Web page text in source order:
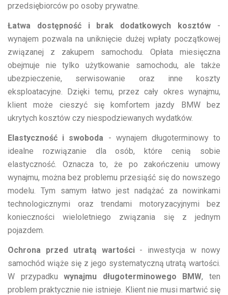
przedsiębiorców po osoby prywatne.
Łatwa dostępność i brak dodatkowych kosztów -
wynajem pozwala na uniknięcie dużej wpłaty początkowej
związanej z zakupem samochodu. Opłata miesięczna
obejmuje nie tylko użytkowanie samochodu, ale także
ubezpieczenie, serwisowanie oraz inne koszty
eksploatacyjne. Dzięki temu, przez cały okres wynajmu,
klient może cieszyć się komfortem jazdy BMW bez
ukrytych kosztów czy niespodziewanych wydatków.
Elastyczność i swoboda - wynajem długoterminowy to
idealne rozwiązanie dla osób, które cenią sobie
elastyczność. Oznacza to, że po zakończeniu umowy
wynajmu, można bez problemu przesiąść się do nowszego
modelu. Tym samym łatwo jest nadążać za nowinkami
technologicznymi oraz trendami motoryzacyjnymi bez
konieczności wieloletniego związania się z jednym
pojazdem.
Ochrona przed utratą wartości- inwestycja w nowy
samochód wiąże się z jego systematyczną utratą wartości.
W przypadkuwynajmu długoterminowego BMW, ten
problem praktycznie nie istnieje. Klient nie musi martwić się